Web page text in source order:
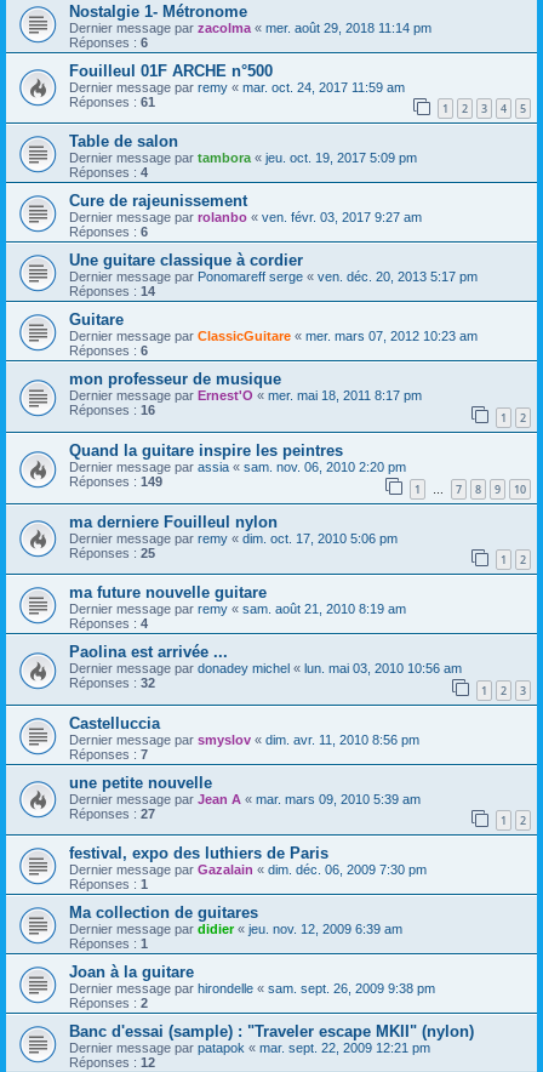
Nostalgie 1- Métronome
Dernier message par zacolma « mer. août 29, 2018 11:14 pm
Réponses : 6
Fouilleul 01F ARCHE n°500
Dernier message par remy « mar. oct. 24, 2017 11:59 am
Réponses : 61 1 2 3 4 5
Table de salon
Dernier message par tambora « jeu. oct. 19, 2017 5:09 pm
Réponses : 4
Cure de rajeunissement
Dernier message par rolanbo « ven. févr. 03, 2017 9:27 am
Réponses : 6
Une guitare classique à cordier
Dernier message par Ponomareff serge « ven. déc. 20, 2013 5:17 pm
Réponses : 14
Guitare
Dernier message par ClassicGuitare « mer. mars 07, 2012 10:23 am
Réponses : 6
mon professeur de musique
Dernier message par Ernest'O « mer. mai 18, 2011 8:17 pm
Réponses : 16 1 2
Quand la guitare inspire les peintres
Dernier message par assia « sam. nov. 06, 2010 2:20 pm
Réponses : 149 1 … 7 8 9 10
ma derniere Fouilleul nylon
Dernier message par remy « dim. oct. 17, 2010 5:06 pm
Réponses : 25 1 2
ma future nouvelle guitare
Dernier message par remy « sam. août 21, 2010 8:19 am
Réponses : 4
Paolina est arrivée ...
Dernier message par donadey michel « lun. mai 03, 2010 10:56 am
Réponses : 32 1 2 3
Castelluccia
Dernier message par smyslov « dim. avr. 11, 2010 8:56 pm
Réponses : 7
une petite nouvelle
Dernier message par Jean A « mar. mars 09, 2010 5:39 am
Réponses : 27 1 2
festival, expo des luthiers de Paris
Dernier message par Gazalain « dim. déc. 06, 2009 7:30 pm
Réponses : 1
Ma collection de guitares
Dernier message par didier« jeu. nov. 12, 2009 6:39 am
Réponses : 1
Joan à la guitare
Dernier message par hirondelle « sam. sept. 26, 2009 9:38 pm
Réponses : 2
Banc d'essai (sample) : "Traveler escape MKII" (nylon)
Dernier message par patapok « mar. sept. 22, 2009 12:21 pm
Réponses : 12